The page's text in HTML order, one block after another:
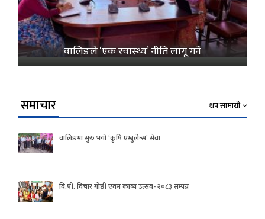
वालिङले ‘एक स्वास्थ्य’ नीति लागू गर्ने
समाचार थप सामाग्री
वालिङमा सुरु भयो ‘कृषि एम्बुलेन्स’ सेवा
बि.पी. विचार गोष्ठी एवम काव्य उत्सव- २०८३ सम्पन्न